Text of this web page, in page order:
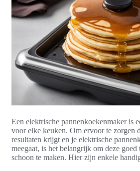
Een elektrische pannenkoekenmaker is
voor elke keuken. Om ervoor te zorgen
resultaten krijgt en je elektrische
meegaat, is het belangrijk om deze goed
schoon te maken. Hier zijn enkele